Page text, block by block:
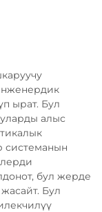
ырат. Бул
алыс
системанын
бул жерде
Бул